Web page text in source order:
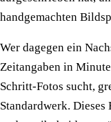
handgemachten
Wer dagegen ein
Zeitangaben in
Schritt-Fotos sucht,
Standardwerk.